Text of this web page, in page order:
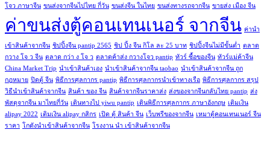
โจว ภาษาจีน ขนส่งจากจีนไปไทย กี่วัน ขนส่งจีน ในไทย ขนส่งทางรถจากจีน ขายส่ง เมือง จีน
ค่าขนส่งตู้คอนเทนเนอร์ จากจีน ค่านํา
เข้าสินค้าจากจีน ชิปปิ้งจีน pantip 2565 ชิป ปิ้ง จีน กิโล ละ 25 บาท ชิปปิ้งจีนไม่มีขั้นต่ำ ตลาด
กวาง โจ ว จีน ตลาด กว่า ง โจ ว ตลาดค้าส่ง กวางโจว pantip ทัวร์ ซื้อของจีน ทัวร์แม่ค้าจีน
China Market Trip นำเข้าสินค้าเอง นําเข้าสินค้าจากจีน taobao นําเข้าสินค้าจากจีน ถูก
กฎหมาย ปิดตู้ จีน พิธีการศุลกากร pantip พิธีการศุลกากรนำเข้าทางเรือ พิธีการศุลกากร สรุป
วิธีนําเข้าสินค้าจากจีน สินค้า ของ จีน สินค้าจากจีนราคาส่ง ส่งของจากจีนกลับไทย pantip ส่ง
พัสดุจากจีน มาไทยกี่วัน เดินทางไป yiwu pantip เดินพิธีการศุลกากร ภาษาอังกฤษ เติมเงิน
alipay 2022 เติมเงิน alipay กสิกร เปิด ตู้ สินค้า จีน เว็บพรีของจากจีน เหมาตู้คอนเทนเนอร์ จีน
ราคา โกดังนําเข้าสินค้าจากจีน โรงงาน นํา เข้าสินค้าจากจีน